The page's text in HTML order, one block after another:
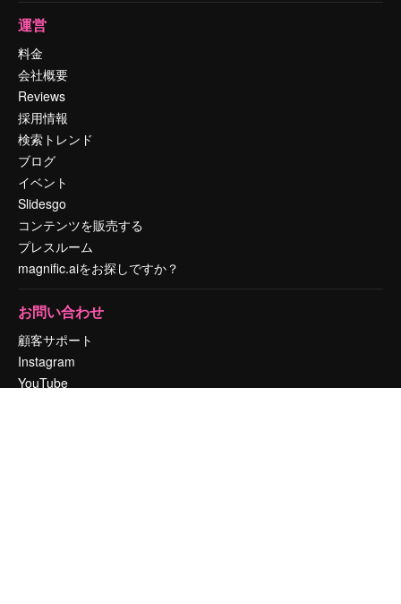
運営
料金
会社概要
Reviews
採用情報
検索トレンド
ブログ
イベント
Slidesgo
コンテンツを販売する
プレスルーム
magnific.aiをお探しですか？
お問い合わせ
顧客サポート
Instagram
YouTube